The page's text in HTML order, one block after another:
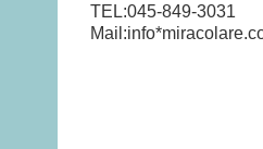
TEL:045-849-3031